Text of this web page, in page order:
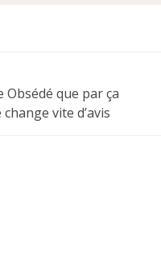
Obsédé que par ça
vite d’avis